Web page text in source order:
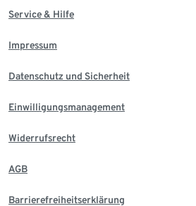
Service & Hilfe
Impressum
Datenschutz und Sicherheit
Einwilligungsmanagement
Widerrufsrecht
AGB
Barrierefreiheitserklärung